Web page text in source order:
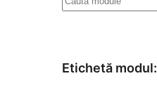
Etichetă modul: